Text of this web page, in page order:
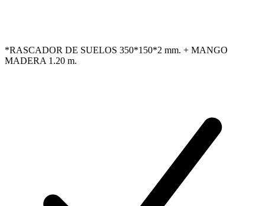
*RASCADOR DE SUELOS 350*150*2 mm. + MANGO
MADERA 1.20 m.